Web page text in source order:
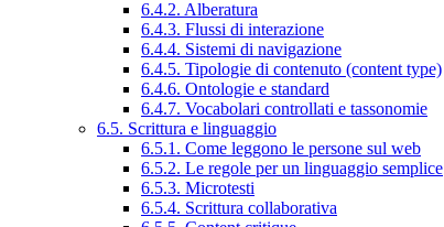
6.4.2. Alberatura
6.4.3. Flussi di interazione
6.4.4. Sistemi di navigazione
6.4.5. Tipologie di contenuto (content type)
6.4.6. Ontologie e standard
6.4.7. Vocabolari controllati e tassonomie
6.5. Scrittura e linguaggio
6.5.1. Come leggono le persone sul web
6.5.2. Le regole per un linguaggio semplice
6.5.3. Microtesti
6.5.4. Scrittura collaborativa